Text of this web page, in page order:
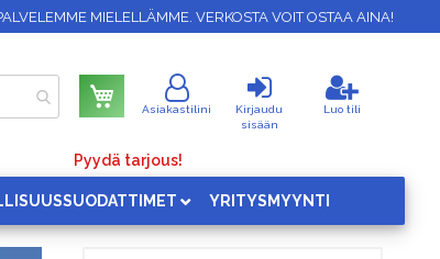
MIELELLÄMME. VERKOSTA VOIT OSTAA AINA!
Ostoskori
Asiakastilini
Kirjaudu
sisään
Luo tili
Pyydä tarjous!
YRITYSMYYNTI